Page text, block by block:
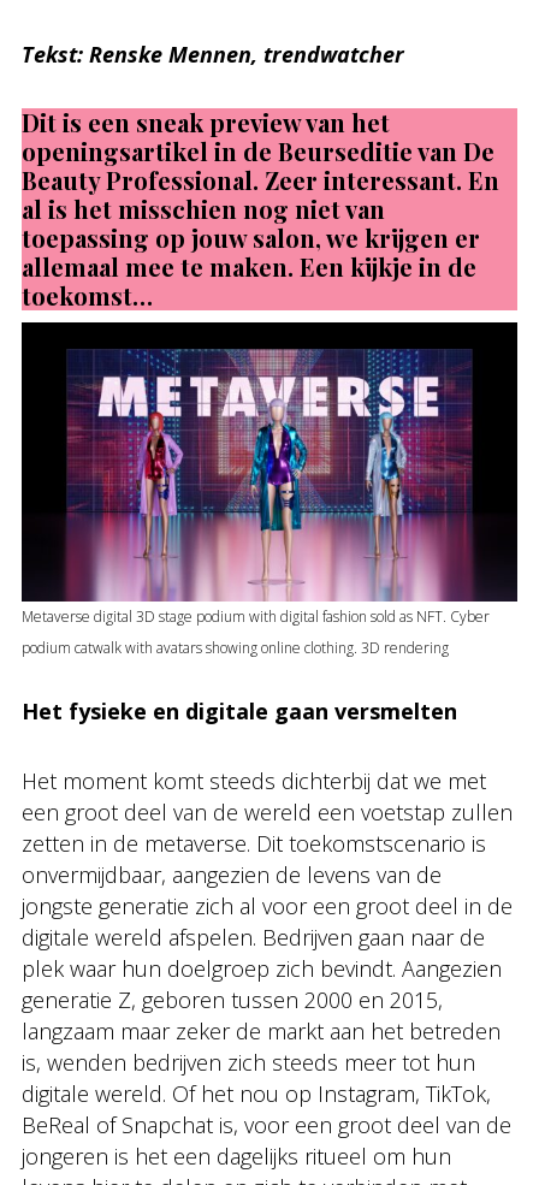
Tekst: Renske Mennen, trendwatcher
Dit is een sneak preview van het
openingsartikel in de Beurseditie van De
Beauty Professional. Zeer interessant. En
al is het misschien nog niet van
toepassing op jouw salon, we krijgen er
allemaal mee te maken. Een kijkje in de
toekomst…
Metaverse digital 3D stage podium with digital fashion sold as NFT. Cyber
podium catwalk with avatars showing online clothing. 3D rendering
Het fysieke en digitale gaan versmelten
Het moment komt steeds dichterbij dat we met
een groot deel van de wereld een voetstap zullen
zetten in de metaverse. Dit toekomstscenario is
onvermijdbaar, aangezien de levens van de
jongste generatie zich al voor een groot deel in de
digitale wereld afspelen. Bedrijven gaan naar de
plek waar hun doelgroep zich bevindt. Aangezien
generatie Z, geboren tussen 2000 en 2015,
langzaam maar zeker de markt aan het betreden
is, wenden bedrijven zich steeds meer tot hun
digitale wereld. Of het nou op Instagram, TikTok,
BeReal of Snapchat is, voor een groot deel van de
jongeren is het een dagelijks ritueel om hun